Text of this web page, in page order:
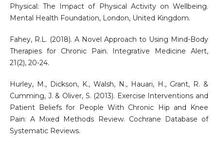
Physical: The Impact of Physical Activity on Wellbeing.
Mental Health Foundation, London, United Kingdom.
Fahey, R.L. (2018). A Novel Approach to Using Mind-Body
Therapies for Chronic Pain. Integrative Medicine Alert,
21(2), 20-24.
Hurley, M., Dickson, K., Walsh, N., Hauari, H., Grant, R. &
Cumming, J. & Oliver, S. (2013). Exercise Interventions and
Patient Beliefs for People With Chronic Hip and Knee
Pain: A Mixed Methods Review. Cochrane Database of
Systematic Reviews.